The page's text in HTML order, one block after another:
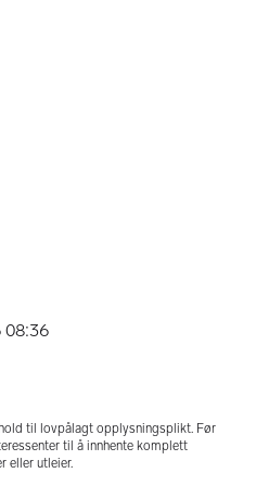
med kontor i Norge og
08:36
til lovpålagt opplysningsplikt. Før
til å innhente komplett
eller utleier.